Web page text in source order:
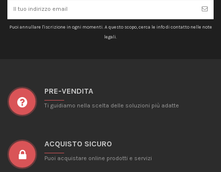
Puoi annullare l'iscrizione in ogni momenti. A questo scopo, cerca le info di contatto nelle note
legali.
PRE-VENDITA
Ti guidiamo nella scelta delle soluzioni più adatte
ACQUISTO SICURO
Puoi acquistare online prodotti e servizi